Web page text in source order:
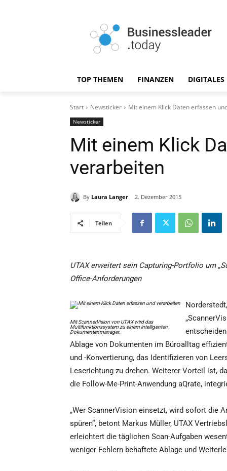
TOP THEMEN FINANZEN DIGITALES
Start Newsticker Mit einem Klick Daten erfassen
Newsticker
Mit einem Klick
verarbeiten
By Laura Langer 2. Dezember 2015
Teilen
UTAX erweitert sein Capturing-Portfolio um
Office-Anforderungen
Mit ScannerVision von UTAX wird das
Multifunktionssystem zu einem intelligenten
Dokumentenmanager.
Ablage von Dokumenten im Büroalltag
und -Konvertierung, das Identifizieren von
Leserichtung zu drehen. Weiterer Vorteil ist,
die Follow-Me-Print-Anwendung aQrate,
„Wer ScannerVision einsetzt, wird sofort die
spüren“, betont Markus Müller, UTAX
erleichtert die täglichen Scan-Aufgaben
weniger Fehlern behaftete Ablage und